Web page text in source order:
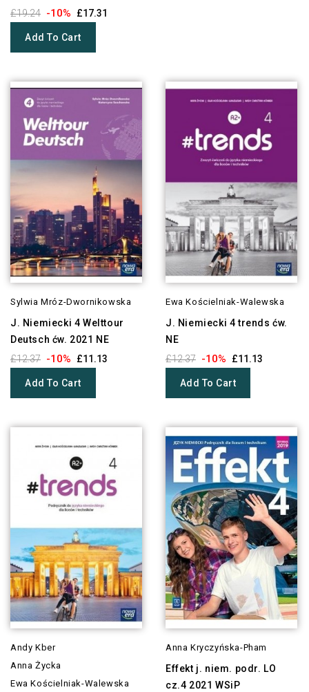
£19.24 -10% £17.31
Add To Cart
Sylwia Mróz-Dwornikowska
J. Niemiecki 4 Welttour
Deutsch ćw. 2021 NE
£12.37 -10% £11.13
Add To Cart
Ewa Kościelniak-Walewska
J. Niemiecki 4 trends ćw.
NE
£12.37 -10% £11.13
Add To Cart
Andy Kber
Anna Życka
Ewa Kościelniak-Walewska
Anna Kryczyńska-Pham
Effekt j. niem. podr. LO
cz.4 2021 WSiP